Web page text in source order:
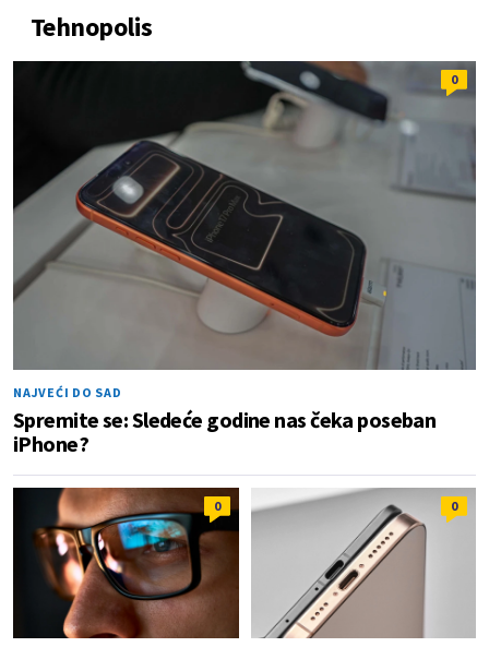
Tehnopolis
0
NAJVEĆI DO SAD
Spremite se: Sledeće godine nas čeka poseban
iPhone?
0 0